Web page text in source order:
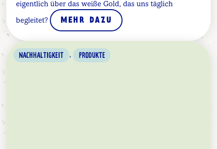
eigentlich über das weiße Gold, das uns täglich
begleitet? MEHR DAZU
NACHHALTIGKEIT , PRODUKTE